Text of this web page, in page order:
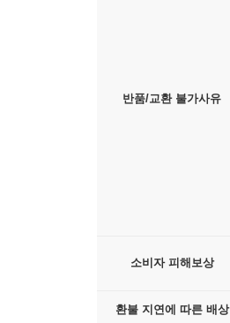
반품/교환 불가사유
소비자 피해보상
환불 지연에 따른 배상